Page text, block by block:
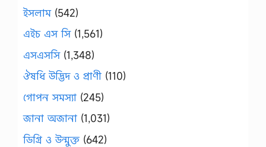
ইসলাম(542)
এইচ এস সি(1,561)
এসএসসি(1,348)
ঔষধি উদ্ভিদ ও প্রাণী (110)
গোপন সমস্যা (245)
জানা অজানা (1,031)
ডিগ্রি ও উন্মুক্ত (642)